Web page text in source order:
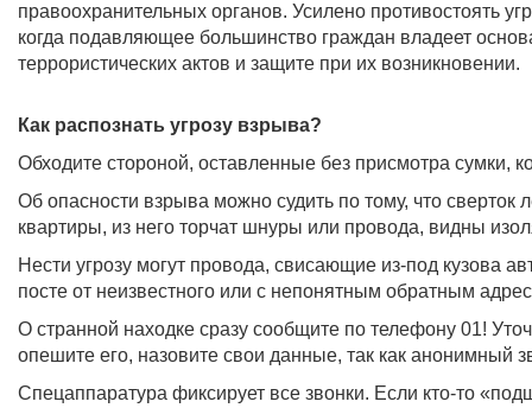
правоохранительных органов. Усилено противостоять
когда подавляющее большинство граждан владеет
террористических актов и защите при их возникновении.
Как распознать угрозу взрыва?
Обходите стороной, оставленные без присмотра сумки,
Об опасности взрыва можно судить по тому, что
квартиры, из него торчат шнуры или провода, видны
Нести угрозу могут провода, свисающие из-под кузова
посте от неизвестного или с непонятным обратным
О странной находке сразу сообщите по телефону 01!
опешите его, назовите свои данные, так как анонимный
Спецаппаратура фиксирует все звонки. Если кто-то